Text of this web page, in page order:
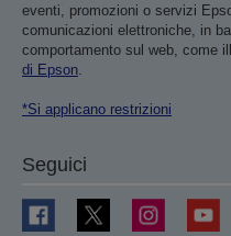
eventi, promozioni o servizi
comunicazioni elettroniche, in
comportamento sul web, come
di Epson.
*Si applicano restrizioni
Seguici